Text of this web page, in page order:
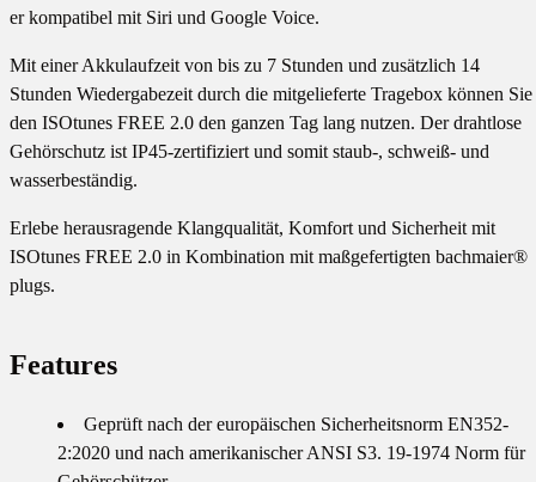
er kompatibel mit Siri und Google Voice.
Mit einer Akkulaufzeit von bis zu 7 Stunden und zusätzlich 14
Stunden Wiedergabezeit durch die mitgelieferte Tragebox können Sie
den ISOtunes FREE 2.0 den ganzen Tag lang nutzen. Der drahtlose
Gehörschutz ist IP45-zertifiziert und somit staub-, schweiß- und
wasserbeständig.
Erlebe herausragende Klangqualität, Komfort und Sicherheit mit
ISOtunes FREE 2.0 in Kombination mit maßgefertigten bachmaier®
plugs.
Features
Geprüft nach der europäischen Sicherheitsnorm EN352-
2:2020 und nach amerikanischer ANSI S3. 19-1974 Norm für